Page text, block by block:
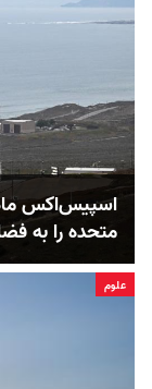
اسپیس‌اکس
متحده را به
علوم